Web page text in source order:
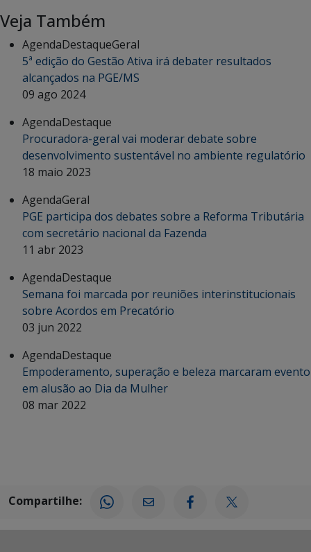
Veja Também
AgendaDestaqueGeral
5ª edição do Gestão Ativa irá debater resultados
alcançados na PGE/MS
09 ago 2024
AgendaDestaque
Procuradora-geral vai moderar debate sobre
desenvolvimento sustentável no ambiente regulatório
18 maio 2023
AgendaGeral
PGE participa dos debates sobre a Reforma Tributária
com secretário nacional da Fazenda
11 abr 2023
AgendaDestaque
Semana foi marcada por reuniões interinstitucionais
sobre Acordos em Precatório
03 jun 2022
AgendaDestaque
Empoderamento, superação e beleza marcaram evento
em alusão ao Dia da Mulher
08 mar 2022
Compartilhe: